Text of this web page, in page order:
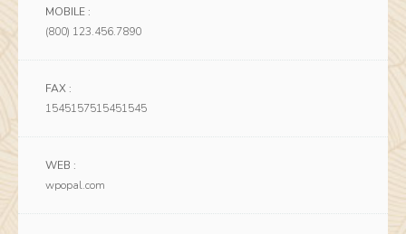
MOBILE :
(800) 123.456.7890
FAX :
1545157515451545
WEB :
wpopal.com